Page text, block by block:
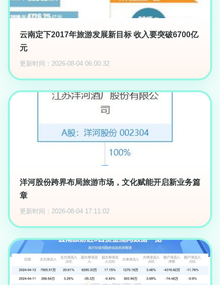
云南定下2017年旅游发展新目标 收入要突破6700亿
元
更新时间：2026-08-04 06:00:32
洋河股份跨界布局旅游市场，文化赋能开启新业务篇
章
更新时间：2026-08-04 17:11:02